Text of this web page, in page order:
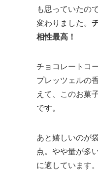
も思っていたの
変わりました。
相性最高！
チョコレートコ
プレッツェルの
えて、このお菓
です。
あと嬉しいのが
点。やや量が多
に適しています。